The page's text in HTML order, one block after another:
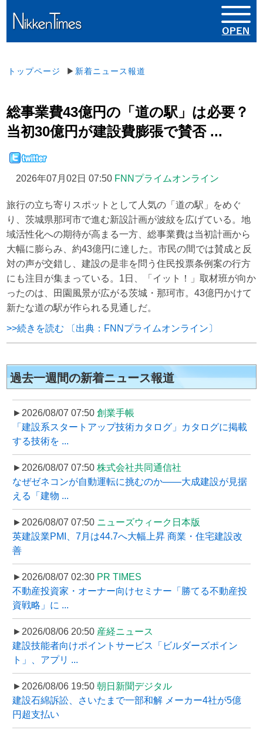
トップページ ▶ 新着ニュース報道
総事業費43億円の「道の駅」は必要？
当初30億円が建設費膨張で賛否 ...
2026年07月02日 07:50 FNNプライムオンライン
旅行の立ち寄りスポットとして人気の「道の駅」をめぐ
り、茨城県那珂市で進む新設計画が波紋を広げている。地
域活性化への期待が高まる一方、総事業費は当初計画から
大幅に膨らみ、約43億円に達した。市民の間では賛成と反
対の声が交錯し、建設の是非を問う住民投票条例案の行方
にも注目が集まっている。1日、「イット！」取材班が向か
ったのは、田園風景が広がる茨城・那珂市。43億円かけて
新たな道の駅が作られる見通しだ。
>>続きを読む 〔出典：FNNプライムオンライン〕
過去一週間の新着ニュース報道
►2026/08/07 07:50 創業手帳
「建設系スタートアップ技術カタログ」カタログに掲載
する技術を ...
►2026/08/07 07:50 株式会社共同通信社
なぜゼネコンが自動運転に挑むのか――大成建設が見据
える「建物 ...
►2026/08/07 07:50 ニューズウィーク日本版
英建設業PMI、7月は44.7へ大幅上昇 商業・住宅建設改
善
►2026/08/07 02:30 PR TIMES
不動産投資家・オーナー向けセミナー「勝てる不動産投
資戦略」に ...
►2026/08/06 20:50 産経ニュース
建設技能者向けポイントサービス「ビルダーズポイン
ト」、アプリ ...
►2026/08/06 19:50 朝日新聞デジタル
建設石綿訴訟、さいたまで一部和解 メーカー4社が5億
円超支払い